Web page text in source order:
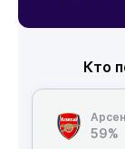
Кто
59%